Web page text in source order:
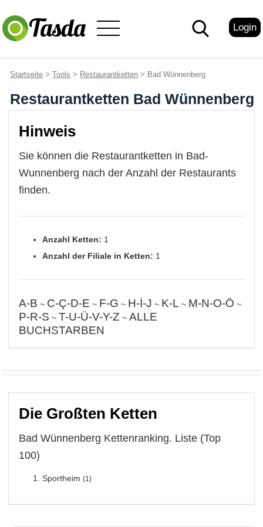
Login
Startseite >Tools > Restaurantketten > Bad Wünnenberg
Restaurantketten Bad Wünnenberg
Hinweis
Sie können die Restaurantketten in Bad-
Wunnenberg nach der Anzahl der Restaurants
finden.
Anzahl Ketten: 1
Anzahl der Filiale in Ketten: 1
A-B ~ C-Ç-D-E ~ F-G ~ H-İ-J ~ K-L ~ M-N-O-Ö ~
P-R-S ~ T-U-Ü-V-Y-Z ~ALLE
BUCHSTARBEN
Die Großten Ketten
Bad Wünnenberg Kettenranking. Liste (Top
100)
Sportheim (1)